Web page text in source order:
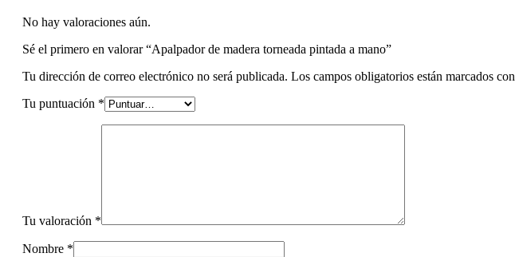
No hay valoraciones aún.
Sé el primero en valorar “Apalpador de madera torneada pintada a mano”
Tu dirección de correo electrónico no será publicada. Los campos obligatorios están marcados con
Tu puntuación *
Tu valoración *
Nombre *